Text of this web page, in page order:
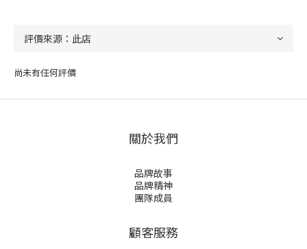
尚未有任何評價
關於我們
品牌故事
品牌精神
團隊成員
顧客服務